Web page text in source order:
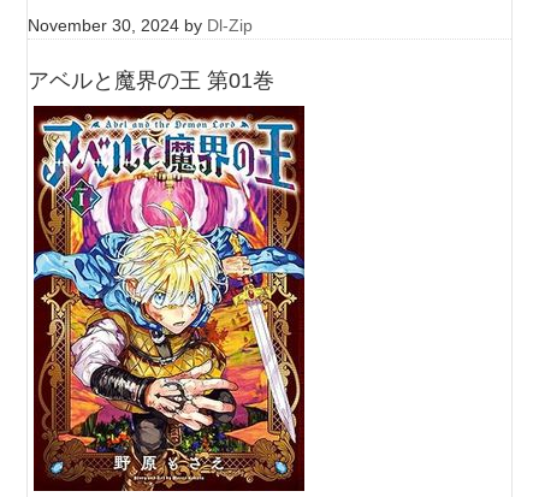
November 30, 2024 by Dl-Zip
アベルと魔界の王 第01巻